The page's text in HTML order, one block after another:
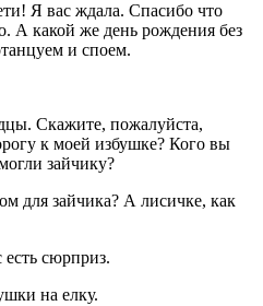
Я вас ждала. Спасибо что
А какой же день рождения без
и споем.
Скажите, пожалуйста,
к моей избушке? Кого вы
зайчику?
для зайчика? А лисичке, как
сюрприз.
на елку.